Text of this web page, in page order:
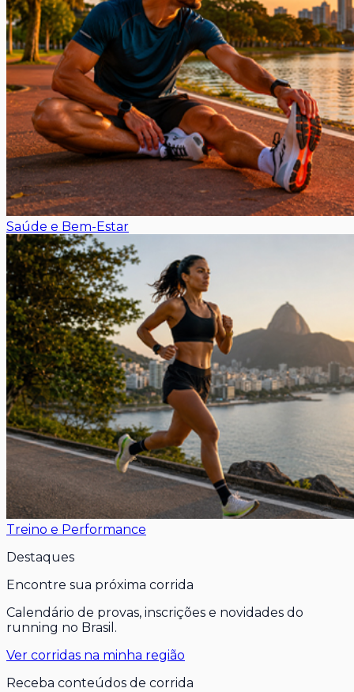
Saúde e Bem-Estar
Treino e Performance
Destaques
Encontre sua próxima corrida
Calendário de provas, inscrições e novidades do
running no Brasil.
Ver corridas na minha região
Receba conteúdos de corrida